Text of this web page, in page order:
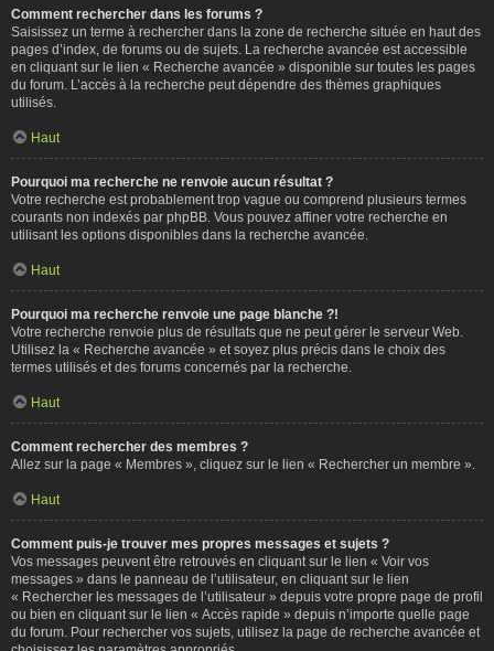
Comment rechercher dans les forums ?
Saisissez un terme à rechercher dans la zone de recherche située en haut des
pages d’index, de forums ou de sujets. La recherche avancée est accessible
en cliquant sur le lien « Recherche avancée » disponible sur toutes les pages
du forum. L’accès à la recherche peut dépendre des thèmes graphiques
utilisés.
Haut
Pourquoi ma recherche ne renvoie aucun résultat ?
Votre recherche est probablement trop vague ou comprend plusieurs termes
courants non indexés par phpBB. Vous pouvez affiner votre recherche en
utilisant les options disponibles dans la recherche avancée.
Haut
Pourquoi ma recherche renvoie une page blanche ?!
Votre recherche renvoie plus de résultats que ne peut gérer le serveur Web.
Utilisez la « Recherche avancée » et soyez plus précis dans le choix des
termes utilisés et des forums concernés par la recherche.
Haut
Comment rechercher des membres ?
Allez sur la page « Membres », cliquez sur le lien « Rechercher un membre ».
Haut
Comment puis-je trouver mes propres messages et sujets ?
Vos messages peuvent être retrouvés en cliquant sur le lien « Voir vos
messages » dans le panneau de l’utilisateur, en cliquant sur le lien
« Rechercher les messages de l’utilisateur » depuis votre propre page de profil
ou bien en cliquant sur le lien « Accès rapide » depuis n’importe quelle page
du forum. Pour rechercher vos sujets, utilisez la page de recherche avancée et